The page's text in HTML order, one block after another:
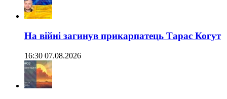
На війні загинув прикарпатець Тарас Когут
16:30 07.08.2026